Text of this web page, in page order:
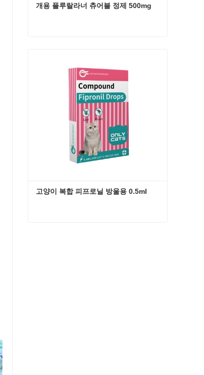
개용 플루랄라너 츄어블 정제 500mg
지금 연락
고양이 복합 피프로닐 방울용 0.5ml